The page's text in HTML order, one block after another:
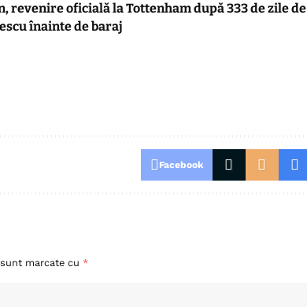
revenire oficială la Tottenham după 333 de zile de
înainte de baraj
Facebook
marcate cu *